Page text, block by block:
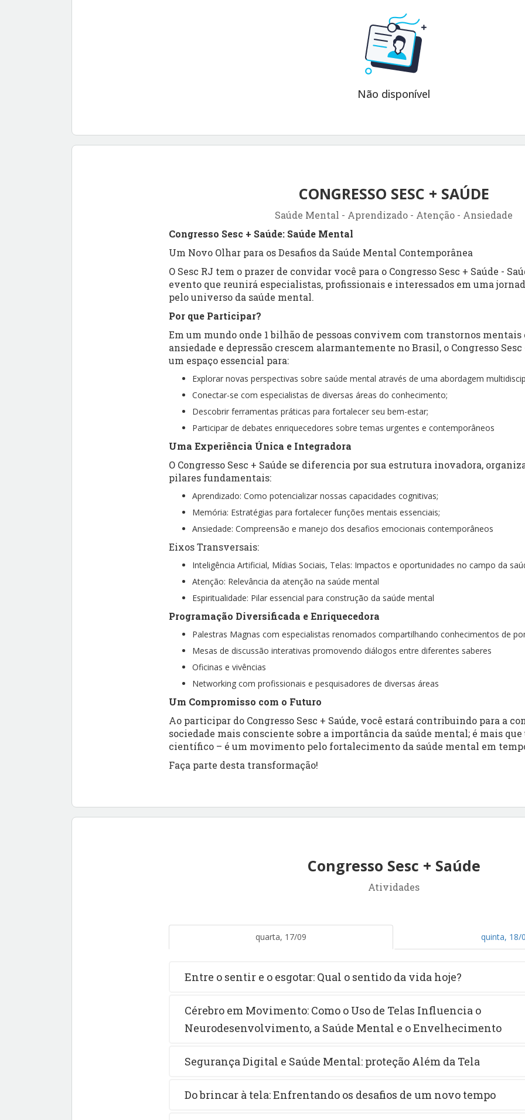
Não disponível
CONGRESSO SESC + SAÚDE
Saúde Mental - Aprendizado - Atenção - Ansiedade
Congresso Sesc + Saúde: Saúde Mental
Um Novo Olhar para os Desafios da Saúde Mental Contemporânea
O Sesc RJ tem o prazer de convidar você para o Congresso Sesc + Saúde -
evento que reunirá especialistas, profissionais e interessados em uma
pelo universo da saúde mental.
Por que Participar?
Em um mundo onde 1 bilhão de pessoas convivem com transtornos mentais
ansiedade e depressão crescem alarmantemente no Brasil, o Congresso Sesc
um espaço essencial para:
Explorar novas perspectivas sobre saúde mental através de uma abordagem
Conectar-se com especialistas de diversas áreas do conhecimento;
Descobrir ferramentas práticas para fortalecer seu bem-estar;
Participar de debates enriquecedores sobre temas urgentes e contemporâneos
Uma Experiência Única e Integradora
O Congresso Sesc + Saúde se diferencia por sua estrutura inovadora,
pilares fundamentais:
Aprendizado: Como potencializar nossas capacidades cognitivas;
Memória: Estratégias para fortalecer funções mentais essenciais;
Ansiedade: Compreensão e manejo dos desafios emocionais contemporâneos
Eixos Transversais:
Inteligência Artificial, Mídias Sociais, Telas: Impactos e oportunidades no campo da
Atenção: Relevância da atenção na saúde mental
Espiritualidade: Pilar essencial para construção da saúde mental
Programação Diversificada e Enriquecedora
Palestras Magnas com especialistas renomados compartilhando conhecimentos de
Mesas de discussão interativas promovendo diálogos entre diferentes saberes
Oficinas e vivências
Networking com profissionais e pesquisadores de diversas áreas
Um Compromisso com o Futuro
Ao participar do Congresso Sesc + Saúde, você estará contribuindo para a
sociedade mais consciente sobre a importância da saúde mental; é mais
científico – é um movimento pelo fortalecimento da saúde mental em
Faça parte desta transformação!
Congresso Sesc + Saúde
Atividades
quarta, 17/09 quinta, 18/
Entre o sentir e o esgotar: Qual o sentido da vida hoje?
Cérebro em Movimento: Como o Uso de Telas Influencia o
Neurodesenvolvimento, a Saúde Mental e o Envelhecimento
Segurança Digital e Saúde Mental: proteção Além da Tela
Do brincar à tela: Enfrentando os desafios de um novo tempo